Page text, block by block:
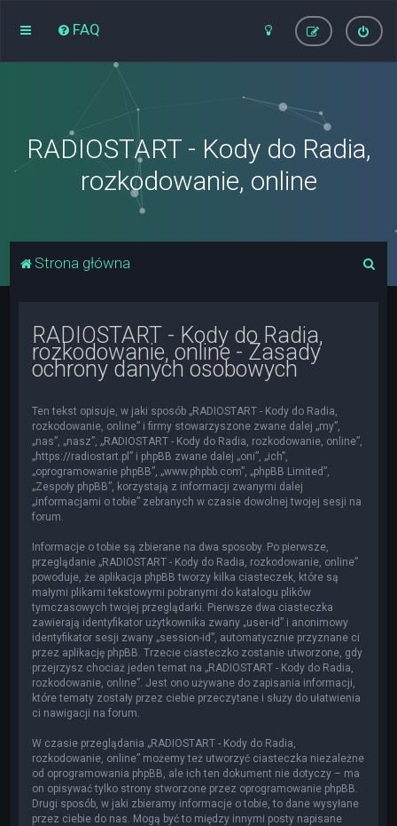
FAQ
RADIOSTART - Kody do Radia,
rozkodowanie, online
Strona główna
RADIOSTART - Kody do Radia,
rozkodowanie, online - Zasady
ochrony danych osobowych
Ten tekst opisuje, w jaki sposób „RADIOSTART - Kody do Radia,
rozkodowanie, online” i firmy stowarzyszone zwane dalej „my”,
„nas”, „nasz”, „RADIOSTART - Kody do Radia, rozkodowanie, online”,
„https://radiostart.pl” i phpBB zwane dalej „oni”, „ich”,
„oprogramowanie phpBB”, „www.phpbb.com”, „phpBB Limited”,
„Zespoły phpBB”, korzystają z informacji zwanymi dalej
„informacjami o tobie” zebranych w czasie dowolnej twojej sesji na
forum.
Informacje o tobie są zbierane na dwa sposoby. Po pierwsze,
przeglądanie „RADIOSTART - Kody do Radia, rozkodowanie, online”
powoduje, że aplikacja phpBB tworzy kilka ciasteczek, które są
małymi plikami tekstowymi pobranymi do katalogu plików
tymczasowych twojej przeglądarki. Pierwsze dwa ciasteczka
zawierają identyfikator użytkownika zwany „user-id” i anonimowy
identyfikator sesji zwany „session-id”, automatycznie przyznane ci
przez aplikację phpBB. Trzecie ciasteczko zostanie utworzone, gdy
przejrzysz chociaż jeden temat na „RADIOSTART - Kody do Radia,
rozkodowanie, online”. Jest ono używane do zapisania informacji,
które tematy zostały przez ciebie przeczytane i służy do ułatwienia
ci nawigacji na forum.
W czasie przeglądania „RADIOSTART - Kody do Radia,
rozkodowanie, online” możemy też utworzyć ciasteczka niezależne
od oprogramowania phpBB, ale ich ten dokument nie dotyczy – ma
on opisywać tylko strony stworzone przez oprogramowanie phpBB.
Drugi sposób, w jaki zbieramy informacje o tobie, to dane wysyłane
przez ciebie do nas. Mogą być to między innymi posty napisane